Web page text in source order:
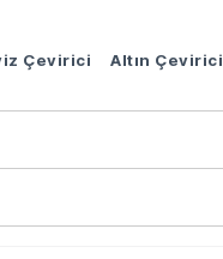
Çevirici Altın Çevirici